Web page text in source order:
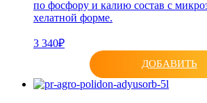
по фосфору и калию состав с
хелатной форме.
3 340₽
ДОБАВИТЬ